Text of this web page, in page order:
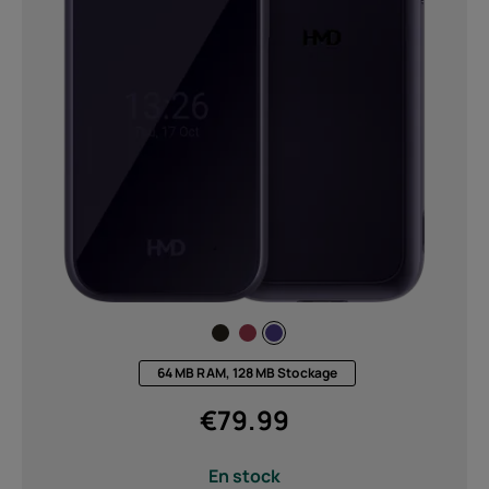
64 MB RAM, 128 MB Stockage
€79.99
En stock